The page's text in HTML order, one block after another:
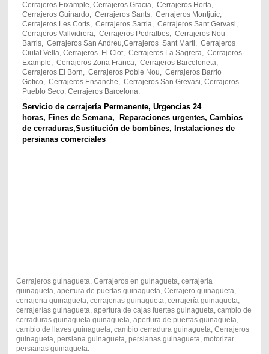
Cerrajeros Eixample, Cerrajeros Gracia, Cerrajeros Horta,
Cerrajeros Guinardo, Cerrajeros Sants, Cerrajeros Montjuic,
Cerrajeros Les Corts, Cerrajeros Sarria, Cerrajeros Sant Gervasi,
Cerrajeros Vallvidrera, Cerrajeros Pedralbes, Cerrajeros Nou
Barris, Cerrajeros San Andreu,Cerrajeros Sant Marti, Cerrajeros
Ciutat Vella, Cerrajeros El Clot, Cerrajeros La Sagrera, Cerrajeros
Example, Cerrajeros Zona Franca, Cerrajeros Barceloneta,
Cerrajeros El Born, Cerrajeros Poble Nou, Cerrajeros Barrio
Gotico, Cerrajeros Ensanche, Cerrajeros San Grevasi, Cerrajeros
Pueblo Seco, Cerrajeros Barcelona.
Servicio de cerrajería Permanente, Urgencias 24
horas, Fines de Semana, Reparaciones urgentes, Cambios
de cerraduras,Sustitución de bombines, Instalaciones de
persianas comerciales
Cerrajeros guinagueta, Cerrajeros en guinagueta, cerrajeria
guinagueta, apertura de puertas guinagueta, Cerrajero guinagueta,
cerrajeria guinagueta, cerrajerias guinagueta, cerrajería guinagueta,
cerrajerías guinagueta, apertura de cajas fuertes guinagueta, cambio de
cerraduras guinagueta guinagueta, apertura de puertas guinagueta,
cambio de llaves guinagueta, cambio cerradura guinagueta, Cerrajeros
guinagueta, persiana guinagueta, persianas guinagueta, motorizar
persianas guinagueta.